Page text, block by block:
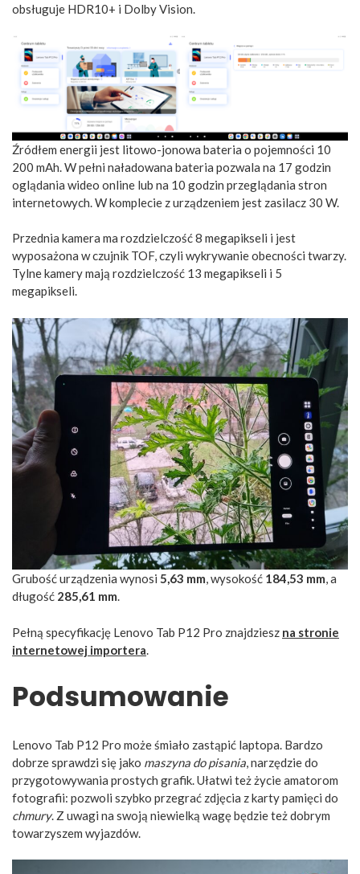
obsługuje HDR10+ i Dolby Vision.
Źródłem energii jest litowo-jonowa bateria o pojemności 10
200 mAh. W pełni naładowana bateria pozwala na 17 godzin
oglądania wideo online lub na 10 godzin przeglądania stron
internetowych. W komplecie z urządzeniem jest zasilacz 30 W.
Przednia kamera ma rozdzielczość 8 megapikseli i jest
wyposażona w czujnik TOF, czyli wykrywanie obecności twarzy.
Tylne kamery mają rozdzielczość 13 megapikseli i 5
megapikseli.
Grubość urządzenia wynosi 5,63 mm, wysokość 184,53 mm, a
długość 285,61 mm.
Pełną specyfikację Lenovo Tab P12 Pro znajdziesz na stronie
internetowej importera.
Podsumowanie
Lenovo Tab P12 Pro może śmiało zastąpić laptopa. Bardzo
dobrze sprawdzi się jako maszyna do pisania, narzędzie do
przygotowywania prostych grafik. Ułatwi też życie amatorom
fotografii: pozwoli szybko przegrać zdjęcia z karty pamięci do
chmury. Z uwagi na swoją niewielką wagę będzie też dobrym
towarzyszem wyjazdów.